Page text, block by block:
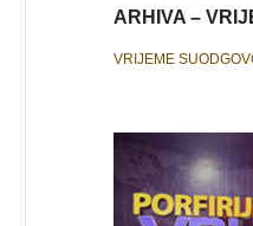
ARHIVA –
VRIJEME